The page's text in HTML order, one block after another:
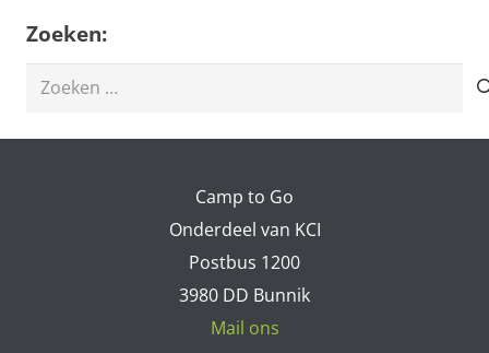
Zoeken:
Zoeken
Camp to Go
Onderdeel van KCI
Postbus 1200
3980 DD Bunnik
Mail ons